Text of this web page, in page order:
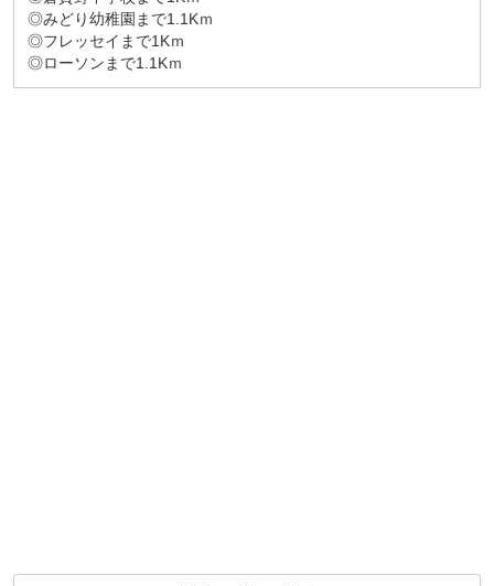
◎みどり幼稚園まで1.1Kｍ
◎フレッセイまで1Kｍ
◎ローソンまで1.1Kｍ